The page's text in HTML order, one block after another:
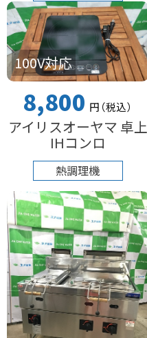
100V対応
8,800 円（税込）
アイリスオーヤマ 卓上
IHコンロ
熱調理機